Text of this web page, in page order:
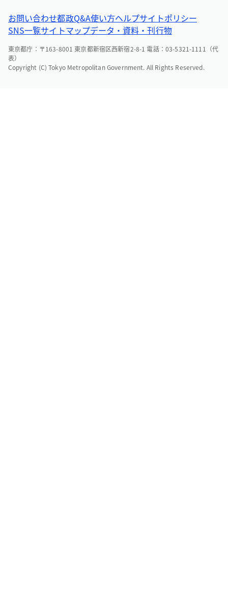
お問い合わせ都政Q&A使い方ヘルプサイトポリシー
SNS一覧サイトマップデータ・資料・刊行物
東京都庁：〒163-8001 東京都新宿区西新宿2-8-1 電話：03-5321-1111（代
表）
Copyright (C) Tokyo Metropolitan Government. All Rights Reserved.